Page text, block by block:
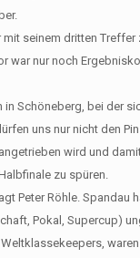
seinem dritten Treffer
war nur noch
in Schöneberg, bei der
uns nur nicht den
wird und
zu spüren.
Peter Röhle. Spandau
Pokal, Supercup)